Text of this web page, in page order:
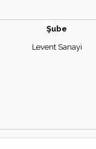
Şube
Levent Sanayi